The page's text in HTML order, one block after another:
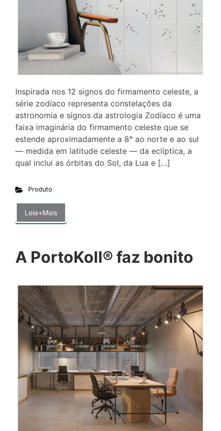
Inspirada nos 12 signos do firmamento celeste, a
série zodíaco representa constelações da
astronomia e signos da astrologia Zodíaco é uma
faixa imaginária do firmamento celeste que se
estende aproximadamente a 8° ao norte e ao sul
— medida em latitude celeste — da eclíptica, a
qual inclui as órbitas do Sol, da Lua e […]
Produto
Leia+Mais
A PortoKoll® faz bonito